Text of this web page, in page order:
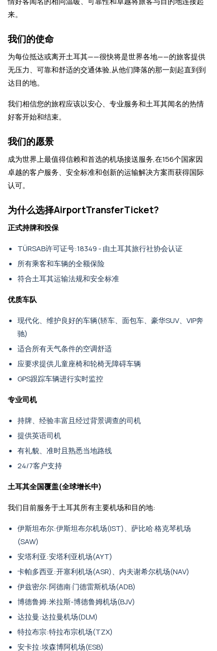
来。
我们的使命
为每位抵达或离开土耳其——很快将是世界各地——的旅客提供
无压力、可靠和舒适的交通体验,从他们降落的那一刻起直到到
达目的地。
我们相信您的旅程应该以安心、专业服务和土耳其闻名的热情
好客开始和结束。
我们的愿景
成为世界上最值得信赖和首选的机场接送服务,在156个国家因
卓越的客户服务、安全标准和创新的运输解决方案而获得国际
认可。
为什么选择AirportTransferTicket?
正式持牌和投保
TÜRSAB许可证号:18349 - 由土耳其旅行社协会认证
所有乘客和车辆的全额保险
符合土耳其运输法规和安全标准
优质车队
现代化、维护良好的车辆(轿车、面包车、豪华SUV、VIP奔
驰)
适合所有天气条件的空调舒适
应要求提供儿童座椅和轮椅无障碍车辆
GPS跟踪车辆进行实时监控
专业司机
持牌、经验丰富且经过背景调查的司机
提供英语司机
有礼貌、准时且熟悉当地路线
24/7客户支持
土耳其全国覆盖(全球增长中)
我们目前服务于土耳其所有主要机场和目的地:
伊斯坦布尔:伊斯坦布尔机场(IST)、萨比哈·格克琴机场
(SAW)
安塔利亚:安塔利亚机场(AYT)
卡帕多西亚:开塞利机场(ASR)、内夫谢希尔机场(NAV)
伊兹密尔:阿德南·门德雷斯机场(ADB)
博德鲁姆:米拉斯-博德鲁姆机场(BJV)
达拉曼:达拉曼机场(DLM)
特拉布宗:特拉布宗机场(TZX)
安卡拉:埃森博阿机场(ESB)